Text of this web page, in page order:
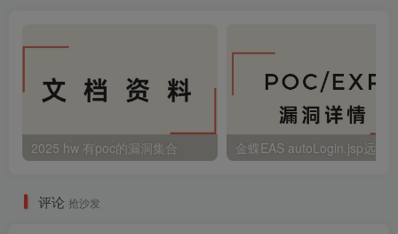
2025 hw 有poc的漏洞集合
评论 抢沙发